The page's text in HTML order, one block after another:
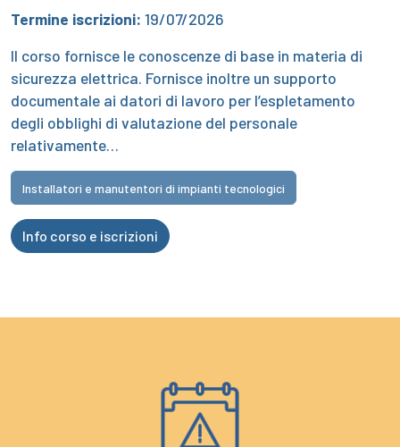
Termine iscrizioni: 19/07/2026
Il corso fornisce le conoscenze di base in materia di
sicurezza elettrica. Fornisce inoltre un supporto
documentale ai datori di lavoro per l’espletamento
degli obblighi di valutazione del personale
relativamente…
Installatori e manutentori di impianti tecnologici
Info corso e iscrizioni